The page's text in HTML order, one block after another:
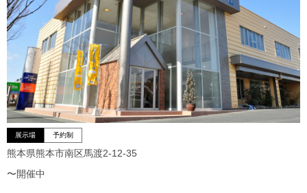
展示場 予約制
熊本県熊本市南区馬渡2-12-35
〜開催中